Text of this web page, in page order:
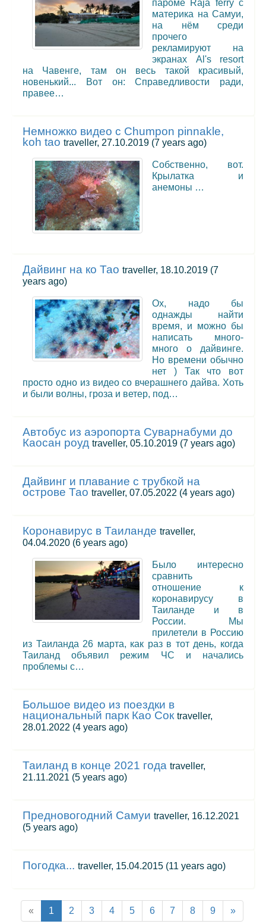
пароме Raja ferry с
материка на Самуи,
на нём среди
прочего
рекламируют на
экранах Al's resort
на Чавенге, там он весь такой красивый,
новенький... Вот он: Справедливости ради,
правее…
Немножко видео с Chumpon pinnakle,
koh tao traveller, 27.10.2019 (7 years ago)
Собственно, вот.
Крылатка и
анемоны …
Дайвинг на ко Тао traveller, 18.10.2019 (7
years ago)
Ох, надо бы
однажды найти
время, и можно бы
написать много-
много о дайвинге.
Но времени обычно
нет ) Так что вот
просто одно из видео со вчерашнего дайва. Хоть
и были волны, гроза и ветер, под…
Автобус из аэропорта Суварнабуми до
Каосан роуд traveller, 05.10.2019 (7 years ago)
Дайвинг и плавание с трубкой на
острове Тао traveller, 07.05.2022 (4 years ago)
Коронавирус в Таиланде traveller,
04.04.2020 (6 years ago)
Было интересно
сравнить
отношение к
коронавирусу в
Таиланде и в
России. Мы
прилетели в Россию
из Таиланда 26 марта, как раз в тот день, когда
Таиланд объявил режим ЧС и начались
проблемы с…
Большое видео из поездки в
национальный парк Као Сок traveller,
28.01.2022 (4 years ago)
Таиланд в конце 2021 года traveller,
21.11.2021 (5 years ago)
Предновогодний Самуи traveller, 16.12.2021
(5 years ago)
Погодка... traveller, 15.04.2015 (11 years ago)
« 1 2 3 4 5 6 7 8 9 »